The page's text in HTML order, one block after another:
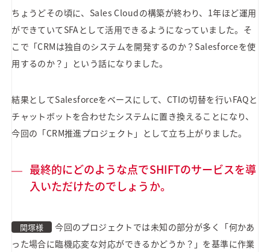
ちょうどその頃に、Sales Cloudの構築が終わり、1年ほど運用
ができていてSFAとして活用できるようになっていました。そ
こで「CRMは独自のシステムを開発するのか？Salesforceを使
用するのか？」という話になりました。
結果としてSalesforceをベースにして、CTIの切替を行いFAQと
チャットボットを合わせたシステムに置き換えることになり、
今回の「CRM推進プロジェクト」として立ち上がりました。
最終的にどのような点でSHIFTのサービスを導
入いただけたのでしょうか。
関塚様
今回のプロジェクトでは未知の部分が多く「何かあ
った場合に臨機応変な対応ができるかどうか？」を基準に作業